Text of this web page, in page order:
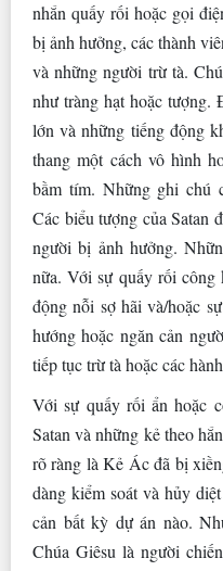
nhắn quấy rối hoặc gọi
bị ảnh hưởng, các thành
và những người trừ tà.
như tràng hạt hoặc
lớn và những tiếng động
thang một cách vô hình
bầm tím. Những ghi chú
Các biểu tượng của Satan
người bị ảnh hưởng.
nữa. Với sự quấy rối công
động nỗi sợ hãi và/hoặc
hướng hoặc ngăn cản
tiếp tục trừ tà hoặc các
Với sự quấy rối ẩn hoặc
Satan và những kẻ theo
rõ ràng là Kẻ Ác đã bị
dàng kiểm soát và hủy
cản bất kỳ dự án nào.
Chúa Giêsu là người